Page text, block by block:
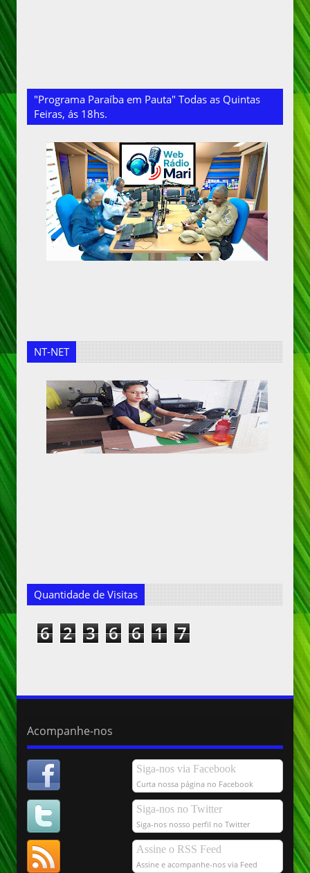
"Programa Paraíba em Pauta" Todas as Quintas
Feiras, ás 18hs.
NT-NET
Quantidade de Visitas
6 2 3 6 6 1 7
Acompanhe-nos
Siga-nos via Facebook
Curta nossa página no Facebook
Siga-nos no Twitter
Siga-nos nosso perfil no Twitter
Assine o RSS Feed
Assine e acompanhe-nos via Feed